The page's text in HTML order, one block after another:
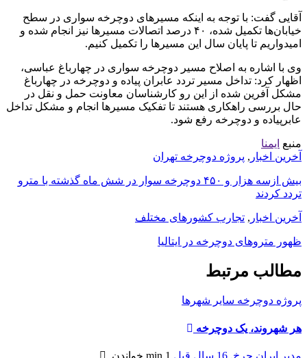
آقایی گفت: با توجه به اینکه مسیرهای دوچرخه سواری در سطح
خیابان‌ها تکمیل شده، ۴۰ درصد اتصالات مسیرها نیز انجام شده و
امیدواریم تا پایان سال این مسیرها را تکمیل کنیم.
وی با اشاره به اصلاح مسیر دوچرخه سواری در چهارباغ عباسی،
اظهار کرد: تداخل مسیر تردد عابران پیاده و دوچرخه در چهارباغ
مشکل آفرین شده از این رو کارشناسان معاونت حمل و نقل در
حال بررسی راهکاری هستند تا تفکیک مسیرها انجام و مشکل تداخل
عابرپیاده و دوچرخه رفع شود.
منبع ایمنا
آخرین اخبار , پروژه دوچرخه تهران
بیش ازسه هزار و ۴۵۰ دوچرخه سوار در شش ماه گذشته با مترو
تردد کردند
آخرین اخبار , تجارب کشورهای مختلف
ظهور متروهای دوچرخه‌ در ایتالیا
مطالب مرتبط
پروژه دوچرخه سایر شهرها
هر شهروند، یک دوچرخه
مدیر ایران چرخ, 16 سال قبل 1 min
خواندن